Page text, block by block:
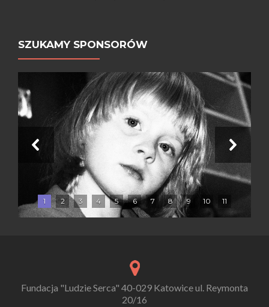
SZUKAMY SPONSORÓW
1 2 3 4 5 6 7 8 9 10 11
Fundacja "Ludzie Serca" 40-029 Katowice ul. Reymonta
20/16